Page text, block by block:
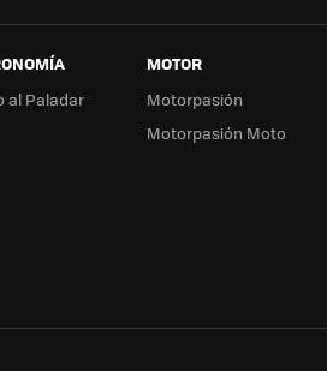
al Paladar
MOTOR
Motorpasión
Motorpasión Moto